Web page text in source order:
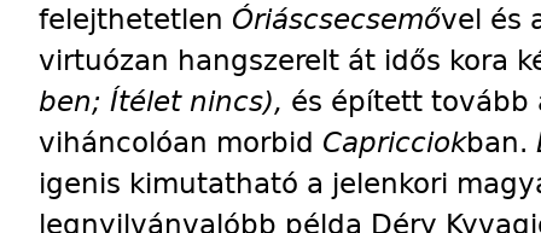
felejthetetlen Óriáscsecsemővel és
virtuózan hangszerelt át idős kora
ben; Ítélet nincs), és épített tovább
viháncolóan morbid Capricciokban.
igenis kimutatható a jelenkori
legnyilvánvalóbb példa Déry